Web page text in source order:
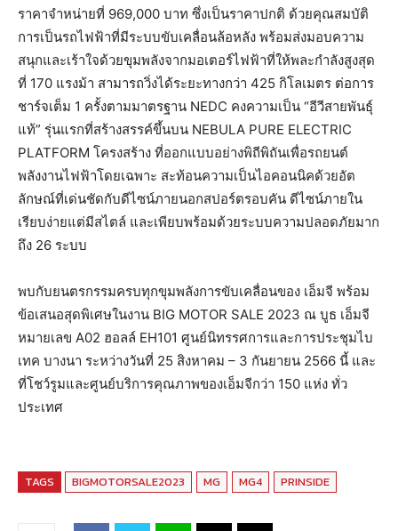
ราคาจำหน่ายที่ 969,000 บาท ซึ่งเป็นราคาปกติ ด้วยคุณสมบัติ
การเป็นรถไฟฟ้าที่มีระบบขับเคลื่อนล้อหลัง พร้อมส่งมอบความ
สนุกและเร้าใจด้วยขุมพลังจากมอเตอร์ไฟฟ้าที่ให้พละกำลังสูงสุด
ที่ 170 แรงม้า สามารถวิ่งได้ระยะทางกว่า 425 กิโลเมตร ต่อการ
ชาร์จเต็ม 1 ครั้งตามมาตรฐาน NEDC คงความเป็น “อีวีสายพันธุ์
แท้” รุ่นแรกที่สร้างสรรค์ขึ้นบน NEBULA PURE ELECTRIC
PLATFORM โครงสร้าง ที่ออกแบบอย่างพิถีพิถันเพื่อรถยนต์
พลังงานไฟฟ้าโดยเฉพาะ สะท้อนความเป็นไอคอนนิคด้วยอัต
ลักษณ์ที่เด่นชัดกับดีไซน์ภายนอกสปอร์ตรอบคัน ดีไซน์ภายใน
เรียบง่ายแต่มีสไตล์ และเพียบพร้อมด้วยระบบความปลอดภัยมาก
ถึง 26 ระบบ
พบกับยนตรกรรมครบทุกขุมพลังการขับเคลื่อนของ เอ็มจี พร้อม
ข้อเสนอสุดพิเศษในงาน BIG MOTOR SALE 2023 ณ บูธ เอ็มจี
หมายเลข A02 ฮอลล์ EH101 ศูนย์นิทรรศการและการประชุมไบ
เทค บางนา ระหว่างวันที่ 25 สิงหาคม – 3 กันยายน 2566 นี้ และ
ที่โชว์รูมและศูนย์บริการคุณภาพของเอ็มจีกว่า 150 แห่ง ทั่ว
ประเทศ
TAGS BIGMOTORSALE2023 MG MG4 PRINSIDE